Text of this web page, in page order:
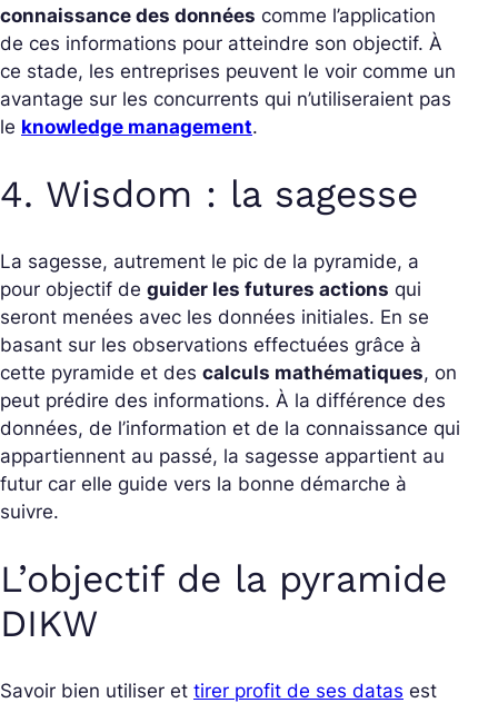
connaissance des données comme l’application
de ces informations pour atteindre son objectif. À
ce stade, les entreprises peuvent le voir comme un
avantage sur les concurrents qui n’utiliseraient pas
le knowledge management.
4. Wisdom : la sagesse
La sagesse, autrement le pic de la pyramide, a
pour objectif de guider les futures actions qui
seront menées avec les données initiales. En se
basant sur les observations effectuées grâce à
cette pyramide et des calculs mathématiques, on
peut prédire des informations. À la différence des
données, de l’information et de la connaissance qui
appartiennent au passé, la sagesse appartient au
futur car elle guide vers la bonne démarche à
suivre.
L’objectif de la pyramide
DIKW
Savoir bien utiliser et tirer profit de ses datas est